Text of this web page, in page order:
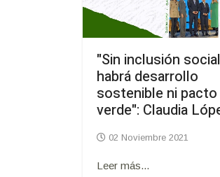
"Sin inclusión
habrá desarrollo
sostenible ni pacto
verde": Claudia
02 Noviembre 2021
Leer más...